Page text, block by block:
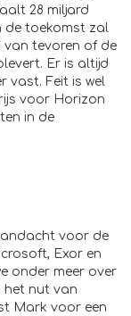
28 miljard
de toekomst zal
van tevoren of de
Er is altijd
vast. Feit is wel
voor Horizon
in de
voor de
Exor en
onder meer over
het nut van
Mark voor een